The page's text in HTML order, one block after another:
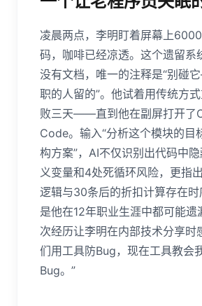
凌晨两点，李明盯着屏幕上
码，咖啡已经凉透。这个遗留系
没有文档，唯一的注释是“别碰
职的人留的”。他试着用传统方
败三天——直到他在副屏打开了
Code。输入“分析这个模块的目
构方案”，AI不仅识别出代码中
义变量和4处死循环风险，更指
逻辑与30条后的折扣计算存在
是他在12年职业生涯中都可能遗
次经历让李明在内部技术分享时
们用工具防Bug，现在工具教会
Bug。”